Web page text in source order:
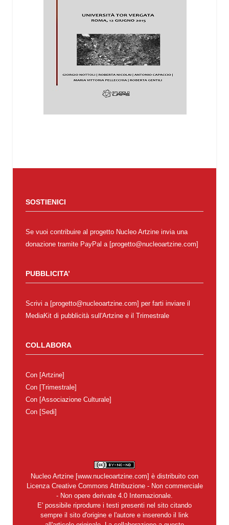
SOSTIENICI
Se vuoi contribuire al progetto Nucleo Artzine invia una
donazione tramite PayPal a [progetto@nucleoartzine.com]
PUBBLICITA’
Scrivi a [progetto@nucleoartzine.com] per farti inviare il
MediaKit di pubblicità sull'Artzine e il Trimestrale
COLLABORA
Con [Artzine]
Con [Trimestrale]
Con [Associazione Culturale]
Con [Sedi]
Nucleo Artzine [www.nucleoartzine.com] è distribuito con
Licenza Creative Commons Attribuzione - Non commerciale
- Non opere derivate 4.0 Internazionale
E' possibile riprodurre i testi presenti nel sito citando
sempre il sito d'origine e l'autore e inserendo il link